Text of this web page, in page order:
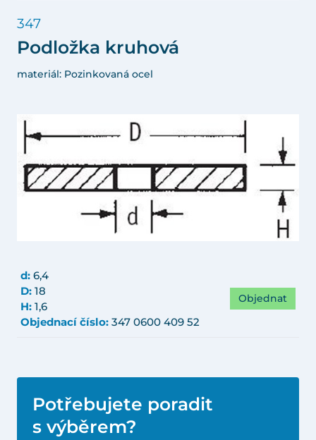
347
Podložka kruhová
materiál: Pozinkovaná ocel
d: 6,4
D: 18
H: 1,6
Objednací číslo: 347 0600 409 52
Objednat
Potřebujete poradit
s výběrem?